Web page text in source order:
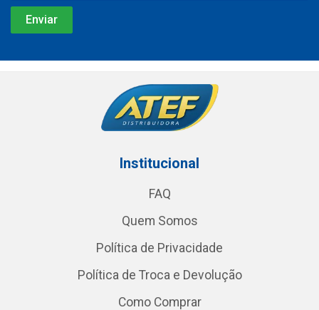
Institucional
FAQ
Quem Somos
Política de Privacidade
Política de Troca e Devolução
Como Comprar